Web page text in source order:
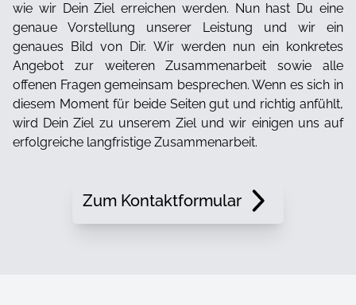
wie wir Dein Ziel erreichen werden. Nun hast Du eine
genaue Vorstellung unserer Leistung und wir ein
genaues Bild von Dir. Wir werden nun ein konkretes
Angebot zur weiteren Zusammenarbeit sowie alle
offenen Fragen gemeinsam besprechen. Wenn es sich in
diesem Moment für beide Seiten gut und richtig anfühlt,
wird Dein Ziel zu unserem Ziel und wir einigen uns auf
erfolgreiche langfristige Zusammenarbeit.
Zum Kontaktformular